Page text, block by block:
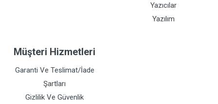
Yazıcılar
Yazılım
Müşteri Hizmetleri
Garanti Ve Teslimat/İade
Şartları
Gizlilik Ve Güvenlik